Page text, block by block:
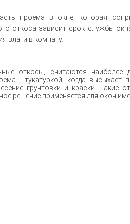
проема в окне, которая
откоса зависит срок службы
влаги в комнату.
откосы, считаются
штукатуркой, когда
грунтовки и краски.
решение применяется для окон